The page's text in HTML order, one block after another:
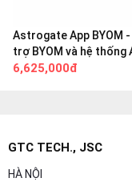
Astrogate App BYOM
trợ BYOM và hệ thống
6,625,000đ
GTC TECH., JSC
HÀ NỘI